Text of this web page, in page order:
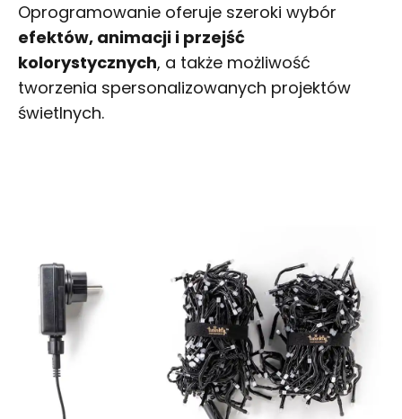
Oprogramowanie oferuje szeroki wybór
efektów, animacji i przejść
kolorystycznych, a także możliwość
tworzenia spersonalizowanych projektów
świetlnych.